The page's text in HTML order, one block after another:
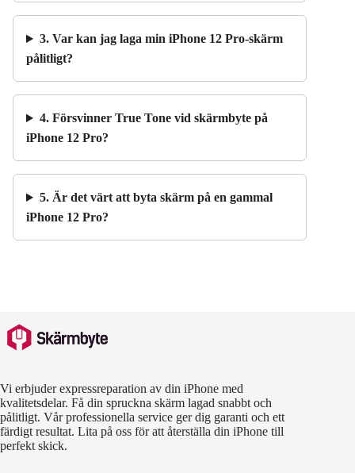
3. Var kan jag laga min iPhone 12 Pro-skärm
pålitligt?
4. Försvinner True Tone vid skärmbyte på
iPhone 12 Pro?
5. Är det värt att byta skärm på en gammal
iPhone 12 Pro?
Vi erbjuder expressreparation av din iPhone med
kvalitetsdelar. Få din spruckna skärm lagad snabbt och
pålitligt. Vår professionella service ger dig garanti och ett
färdigt resultat. Lita på oss för att återställa din iPhone till
perfekt skick.